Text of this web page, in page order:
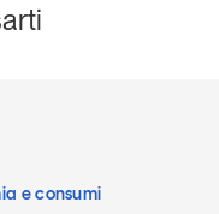
e consumi